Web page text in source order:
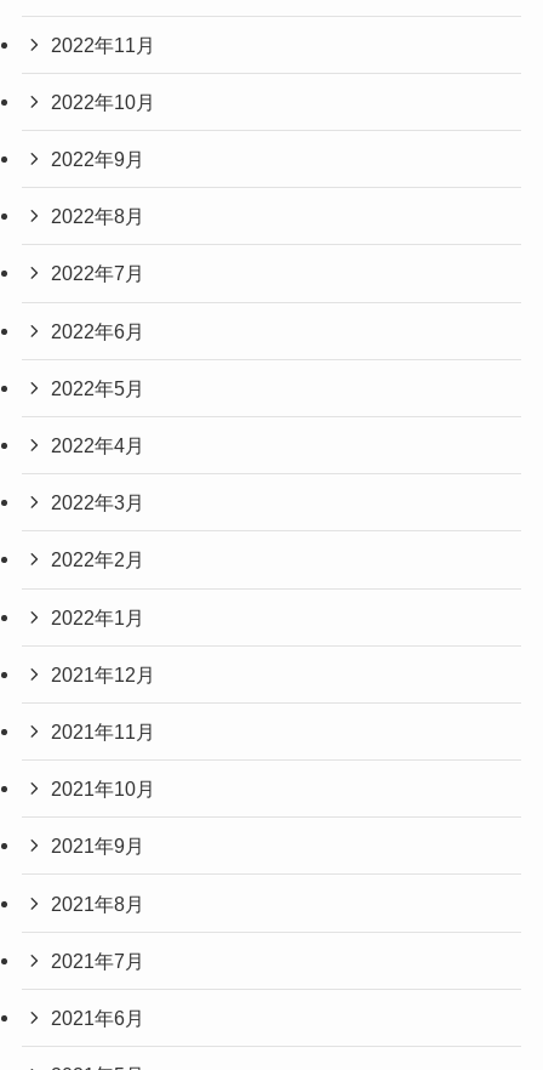
2022年11月
2022年10月
2022年9月
2022年8月
2022年7月
2022年6月
2022年5月
2022年4月
2022年3月
2022年2月
2022年1月
2021年12月
2021年11月
2021年10月
2021年9月
2021年8月
2021年7月
2021年6月